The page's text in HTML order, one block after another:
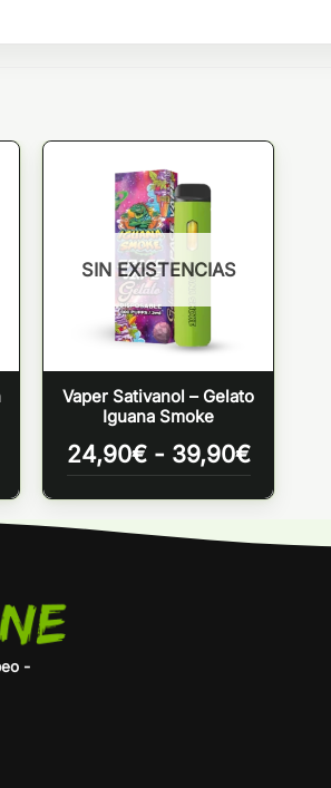
SIN EXISTENCIAS
Vaper Sativanol – Gelato
Iguana Smoke
24,90€ - 39,90€Rango
de
precios:
24,90€
-